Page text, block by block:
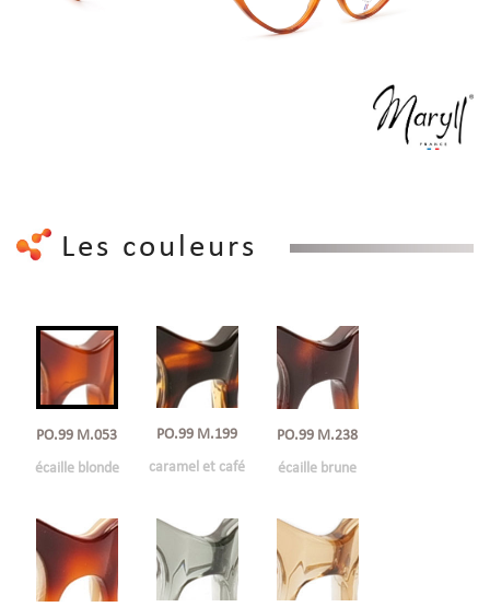
Les couleurs
PO.99 M.053
écaille blonde
PO.99 M.199
caramel et café
PO.99 M.238
écaille brune